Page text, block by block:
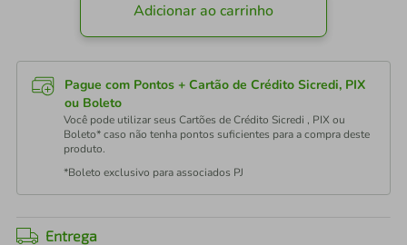
Adicionar ao carrinho
Pague com Pontos + Cartão de Crédito Sicredi, PIX
ou Boleto
Você pode utilizar seus Cartões de Crédito Sicredi , PIX ou
Boleto* caso não tenha pontos suficientes para a compra deste
produto.
*Boleto exclusivo para associados PJ
Entrega